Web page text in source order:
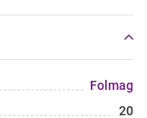
Folmag
20